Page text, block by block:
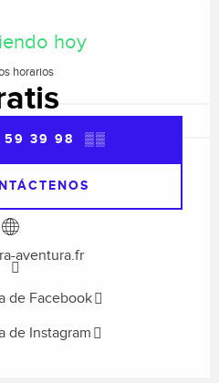
hoy
horarios
59 39 98 ▒▒
aventura.fr
de Facebook
de Instagram